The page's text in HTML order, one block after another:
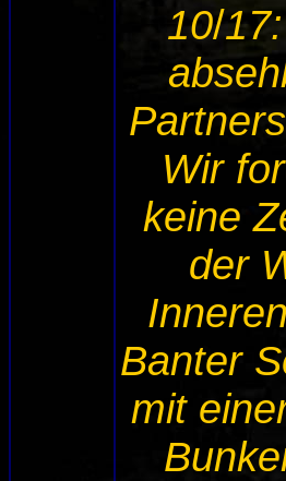
10/
Wir
keine
der
Banter
mit